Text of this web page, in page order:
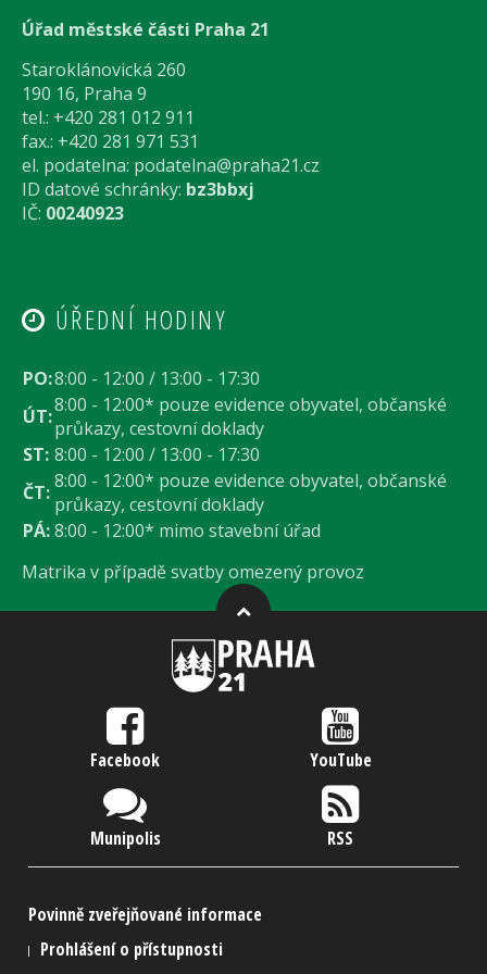
Úřad městské části Praha 21
Staroklánovická 260
190 16, Praha 9
tel.: +420 281 012 911
fax.: +420 281 971 531
el. podatelna: podatelna@praha21.cz
ID datové schránky: bz3bbxj
IČ: 00240923
ÚŘEDNÍ HODINY
PO:8:00 - 12:00 / 13:00 - 17:30
ÚT:8:00 - 12:00* pouze evidence obyvatel, občanské
průkazy, cestovní doklady
ST: 8:00 - 12:00 / 13:00 - 17:30
ČT:8:00 - 12:00* pouze evidence obyvatel, občanské
průkazy, cestovní doklady
PÁ:8:00 - 12:00* mimo stavební úřad
Matrika v případě svatby omezený provoz
Facebook YouTube
Munipolis RSS
Povinně zveřejňované informace
Prohlášení o přístupnosti